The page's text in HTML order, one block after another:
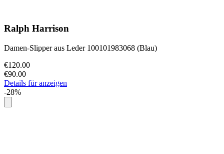
Ralph Harrison
Damen-Slipper aus Leder 100101983068 (Blau)
€120.00
€90.00
Details für anzeigen
-28%